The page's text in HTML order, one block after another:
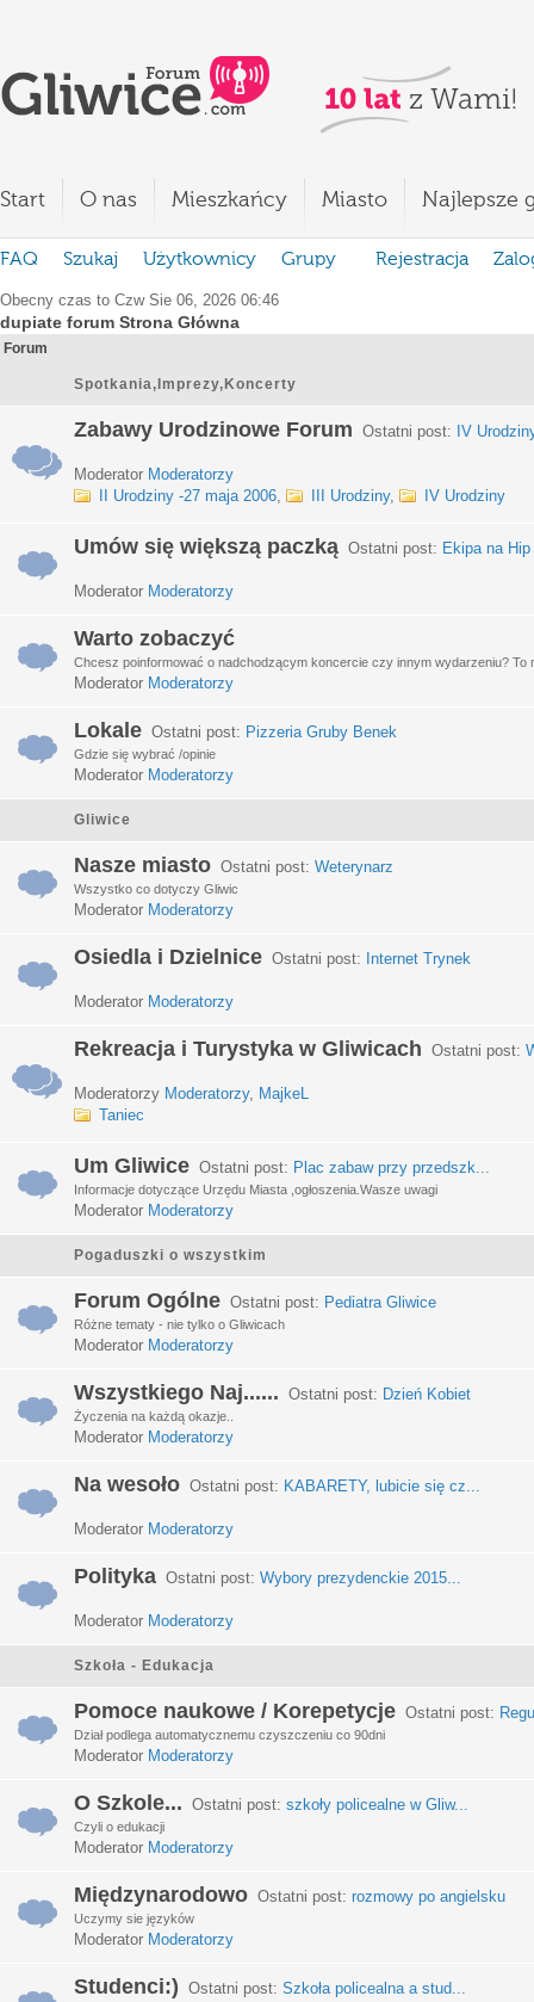
Start O nas Mieszkańcy Miasto Najlepsze
FAQ Szukaj Użytkownicy Grupy Rejestracja
Obecny czas to Czw Sie 06, 2026 06:46
dupiate forum Strona Główna
Forum
Spotkania,Imprezy,Koncerty
Zabawy Urodzinowe Forum Ostatni post: IV
Moderator Moderatorzy
II Urodziny -27 maja 2006, III Urodziny, IV Urodziny
Umów się większą paczką Ostatni post: Ekipa na
Moderator Moderatorzy
Warto zobaczyć
Chcesz poinformować o nadchodzącym koncercie czy innym wydarzeniu? To
Moderator Moderatorzy
Lokale Ostatni post: Pizzeria Gruby Benek
Gdzie się wybrać /opinie
Moderator Moderatorzy
Gliwice
Nasze miasto Ostatni post: Weterynarz
Wszystko co dotyczy Gliwic
Moderator Moderatorzy
Osiedla i Dzielnice Ostatni post: Internet Trynek
Moderator Moderatorzy
Rekreacja i Turystyka w Gliwicach Ostatni post:
Moderatorzy Moderatorzy, MajkeL
Taniec
Um Gliwice Ostatni post: Plac zabaw przy przedszk...
Informacje dotyczące Urzędu Miasta ,ogłoszenia.Wasze uwagi
Moderator Moderatorzy
Pogaduszki o wszystkim
Forum Ogólne Ostatni post: Pediatra Gliwice
Różne tematy - nie tylko o Gliwicach
Moderator Moderatorzy
Wszystkiego Naj...... Ostatni post: Dzień Kobiet
Życzenia na każdą okazje..
Moderator Moderatorzy
Na wesoło Ostatni post: KABARETY, lubicie się cz...
Moderator Moderatorzy
Polityka Ostatni post: Wybory prezydenckie 2015...
Moderator Moderatorzy
Szkoła - Edukacja
Pomoce naukowe / Korepetycje Ostatni post:
Dział podlega automatycznemu czyszczeniu co 90dni
Moderator Moderatorzy
O Szkole... Ostatni post: szkoły policealne w Gliw...
Czyli o edukacji
Moderator Moderatorzy
Międzynarodowo Ostatni post: rozmowy po angielsku
Uczymy sie języków
Moderator Moderatorzy
Studenci:) Ostatni post: Szkoła policealna a stud...